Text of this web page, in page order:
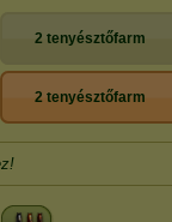
2 tenyésztőfarm
2 tenyésztőfarm